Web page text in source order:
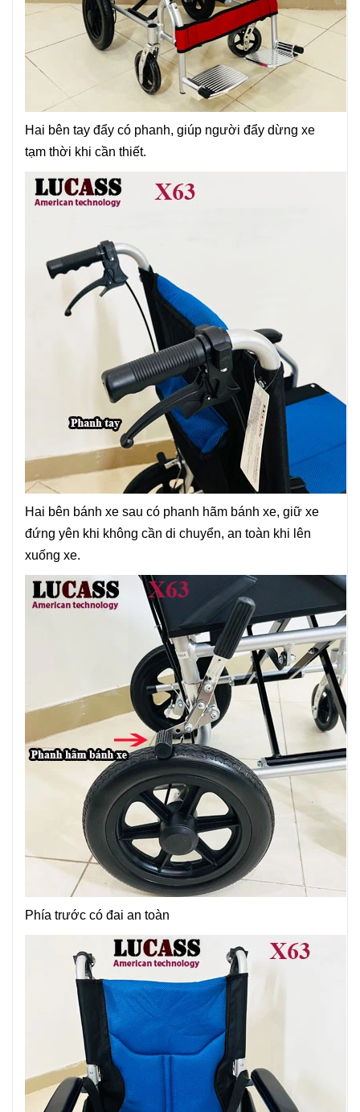
Hai bên tay đẩy có phanh, giúp người đẩy dừng xe
tạm thời khi cần thiết.
Hai bên bánh xe sau có phanh hãm bánh xe, giữ xe
đứng yên khi không cần di chuyển, an toàn khi lên
xuống xe.
Phía trước có đai an toàn